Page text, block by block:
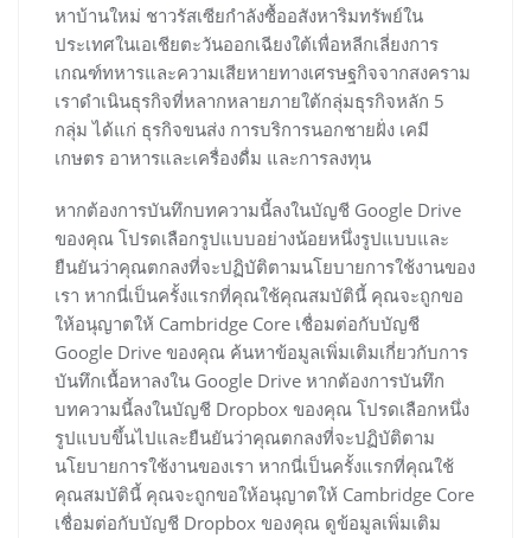
หาบ้านใหม่ ชาวรัสเซียกำลังซื้ออสังหาริมทรัพย์ใน
ประเทศในเอเชียตะวันออกเฉียงใต้เพื่อหลีกเลี่ยงการ
เกณฑ์ทหารและความเสียหายทางเศรษฐกิจจากสงคราม
เราดำเนินธุรกิจที่หลากหลายภายใต้กลุ่มธุรกิจหลัก 5
กลุ่ม ได้แก่ ธุรกิจขนส่ง การบริการนอกชายฝั่ง เคมี
เกษตร อาหารและเครื่องดื่ม และการลงทุน
หากต้องการบันทึกบทความนี้ลงในบัญชี Google Drive
ของคุณ โปรดเลือกรูปแบบอย่างน้อยหนึ่งรูปแบบและ
ยืนยันว่าคุณตกลงที่จะปฏิบัติตามนโยบายการใช้งานของ
เรา หากนี่เป็นครั้งแรกที่คุณใช้คุณสมบัตินี้ คุณจะถูกขอ
ให้อนุญาตให้ Cambridge Core เชื่อมต่อกับบัญชี
Google Drive ของคุณ ค้นหาข้อมูลเพิ่มเติมเกี่ยวกับการ
บันทึกเนื้อหาลงใน Google Drive หากต้องการบันทึก
บทความนี้ลงในบัญชี Dropbox ของคุณ โปรดเลือกหนึ่ง
รูปแบบขึ้นไปและยืนยันว่าคุณตกลงที่จะปฏิบัติตาม
นโยบายการใช้งานของเรา หากนี่เป็นครั้งแรกที่คุณใช้
คุณสมบัตินี้ คุณจะถูกขอให้อนุญาตให้ Cambridge Core
เชื่อมต่อกับบัญชี Dropbox ของคุณ ดูข้อมูลเพิ่มเติม